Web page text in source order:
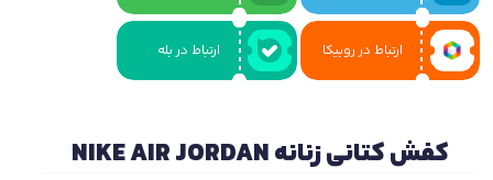
ارتباط در روبیکا ارتباط در بله
کفش کتانی زنانه NIKE AIR JORDAN